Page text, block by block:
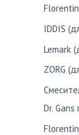
IDDIS
Lemark
ZORG
Dr.